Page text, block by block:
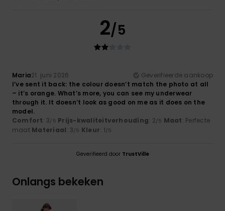
2/5
Maria21. juni 2026
Geverifieerde aankoop
I’ve sent it back: the colour doesn’t match the photo at all
– it’s orange. What’s more, you can see my underwear
through it. It doesn’t look as good on me as it does on the
model.
Comfort: 3/5 Prijs-kwaliteitverhouding: 2/5 Maat: Perfecte
maat Materiaal: 3/5 Kleur: 1/5
Geverifieerd door TrustVille
Onlangs bekeken